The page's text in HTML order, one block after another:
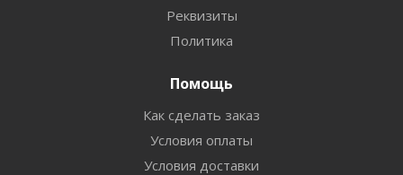
Реквизиты
Политика
Помощь
Как сделать заказ
Условия оплаты
Условия доставки